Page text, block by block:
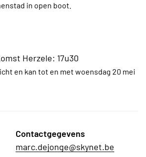
in open boot.
Herzele: 17u30
en kan tot en met woensdag 20 mei
Contactgegevens
marc.dejonge@skynet.be